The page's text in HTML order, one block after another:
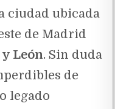
ciudad ubicada
de Madrid
León. Sin duda
de
legado